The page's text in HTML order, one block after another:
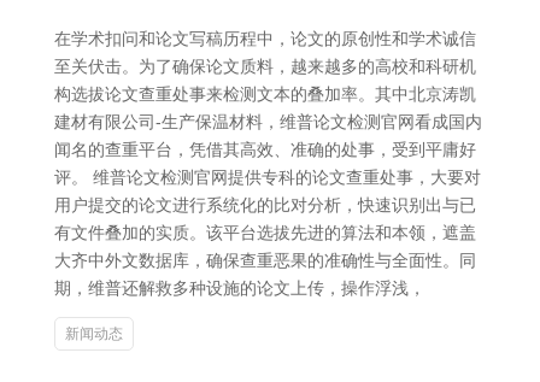
在学术扣问和论文写稿历程中，论文的原创性和学术诚信
至关伏击。为了确保论文质料，越来越多的高校和科研机
构选拔论文查重处事来检测文本的叠加率。其中北京涛凯
建材有限公司-生产保温材料，维普论文检测官网看成国内
闻名的查重平台，凭借其高效、准确的处事，受到平庸好
评。 维普论文检测官网提供专科的论文查重处事，大要对
用户提交的论文进行系统化的比对分析，快速识别出与已
有文件叠加的实质。该平台选拔先进的算法和本领，遮盖
大齐中外文数据库，确保查重恶果的准确性与全面性。同
期，维普还解救多种设施的论文上传，操作浮浅，
新闻动态